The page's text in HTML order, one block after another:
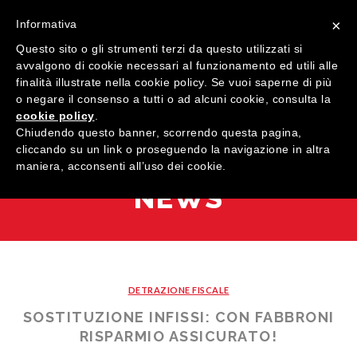
MENU
HOME
QUALITÀ
ARREDI SU MISURA
NEWS
DETRAZIONE FISCALE
SOSTITUZIONE INFISSI: CON FABBRONI
RISPARMIO ASSICURATO!
×
Informativa
Questo sito o gli strumenti terzi da questo utilizzati si
avvalgono di cookie necessari al funzionamento ed utili alle
finalità illustrate nella cookie policy. Se vuoi saperne di più
o negare il consenso a tutti o ad alcuni cookie, consulta la
cookie policy
Chiudendo questo banner, scorrendo questa pagina,
cliccando su un link o proseguendo la navigazione in altra
maniera, acconsenti all’uso dei cookie.